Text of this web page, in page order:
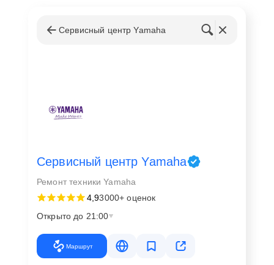
Сервисный центр Yamaha
Сервисный центр Yamaha
Ремонт техники Yamaha
4,93000+ оценок
Открыто до 21:00
Маршрут